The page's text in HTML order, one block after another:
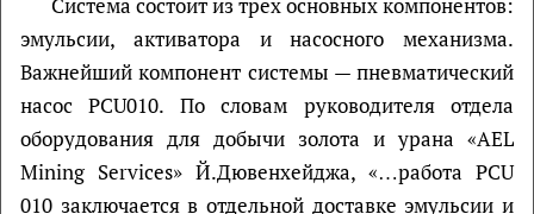
эмульсии, активатора и насосного механизма.
Важнейший компонент системы — пневматический
насос PCU010. По словам руководителя отдела
оборудования для добычи золота и урана «AEL
Mining Services» Й.Дювенхейджа, «…работа PCU
010 заключается в отдельной доставке эмульсии и